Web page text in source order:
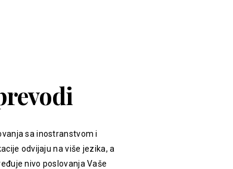
sa inostranstvom i
odvijaju na više jezika, a
nivo poslovanja Vaše